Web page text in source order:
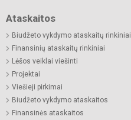
Ataskaitos
Biudžeto vykdymo ataskaitų rinkiniai
Finansinių ataskaitų rinkiniai
Lėšos veiklai viešinti
Projektai
Viešieji pirkimai
Biudžeto vykdymo ataskaitos
Finansinės ataskaitos